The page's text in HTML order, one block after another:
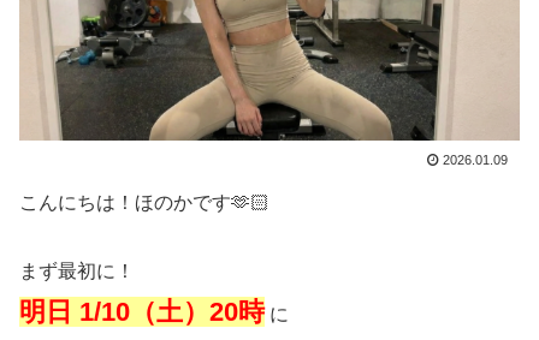
2026.01.09
こんにちは！ほのかです🫶🏻
まず最初に！
明日 1/10（土）20時に